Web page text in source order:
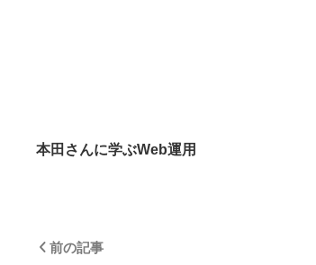
本田さんに学ぶWeb運用
前の記事